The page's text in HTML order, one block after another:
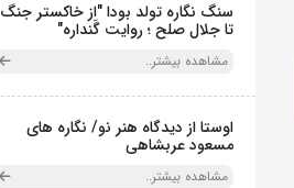
سنگ نگاره تولد بودا "از خاکستر جنگ
تا جلال صلح ؛ روایت گَنداره"
مشاهده بیشتر..
اوستا از دیدگاه هنر نو/ نگاره های
مسعود عربشاهی
مشاهده بیشتر..